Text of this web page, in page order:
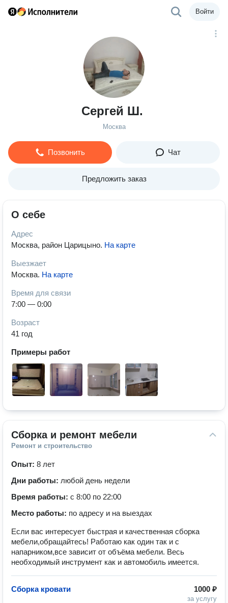
Войти
Сергей Ш.
Москва
Позвонить Чат
Предложить заказ
О себе
Адрес
Москва, район Царицыно. На карте
Выезжает
Москва. На карте
Время для связи
7:00 — 0:00
Возраст
41 год
Примеры работ
Сборка и ремонт мебели
Ремонт и строительство
Опыт: 8 лет
Дни работы: любой день недели
Время работы: с 8:00 по 22:00
Место работы: по адресу и на выездах
Если вас интересует быстрая и качественная сборка
мебели,обращайтесь! Работаю как один так и с
напарником,все зависит от объёма мебели. Весь
необходимый инструмент как и автомобиль имеется.
1000 ₽
за услугу
Сборка кровати